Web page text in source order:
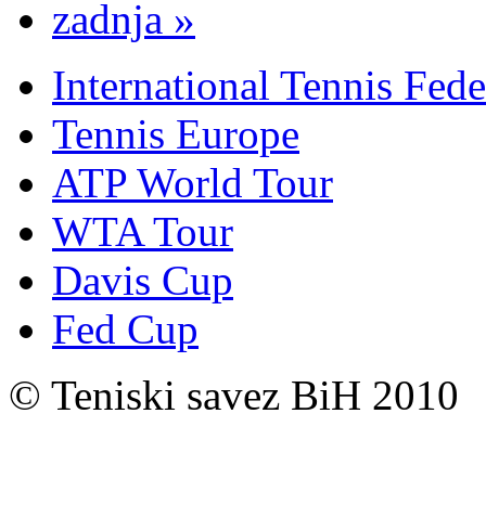
zadnja »
International Tennis
Tennis Europe
ATP World Tour
WTA Tour
Davis Cup
Fed Cup
© Teniski savez BiH 2010